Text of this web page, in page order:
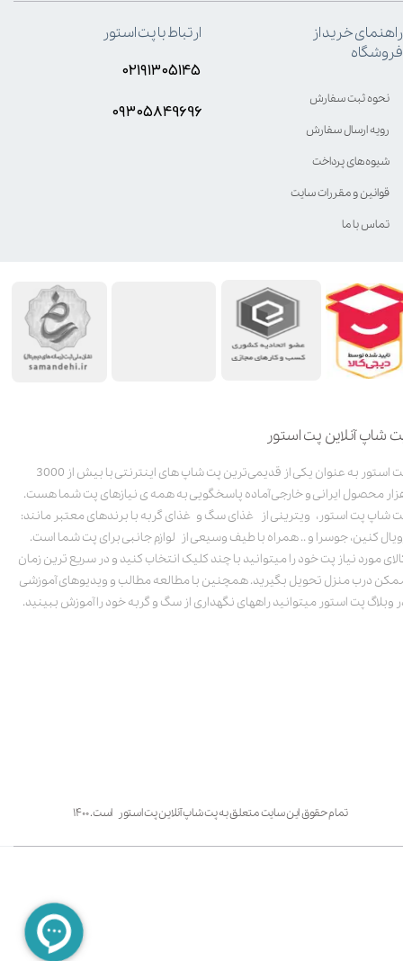
شاپ آنلاین پت استور
پت استور به عنوان یکی از قدیمی‌ترین پت شاپ های اینترنتی با بیش از 3000
محصول ایرانی و خارجی آماده پاسخگویی به همه ی نیازهای پت شما هست.
شاپ پت استور، ویترینی از غذای سگ و غذای گربه با برندهای معتبر مانند:
کنین، جوسرا و .. همراه با طیف وسیعی از لوازم جانبی برای پت شما است.
مورد نیاز پت خود را میتوانید با چند کلیک انتخاب کنید و در سریع ترین زمان
درب منزل تحویل بگیرید. همچنین با مطالعه مطالب و ویدیوهای آموزشی
وبلاگ پت استور میتوانید راههای نگهداری از سگ و گربه خود را آموزش ببینید.
تمام حقوق این سایت متعلق به پت شاپ آنلاین پت استور است. ۱۴۰۰
راهنمای خرید از
فروشگاه
نحوه ثبت سفارش
رویه ارسال سفارش
شیوه‌های پرداخت
قوانین و مقررات سایت
تماس با ما
ارتباط با پت استور
۰۲۱۹۱۳۰۵۱۴۵
۰۹۳۰۵8۴9696